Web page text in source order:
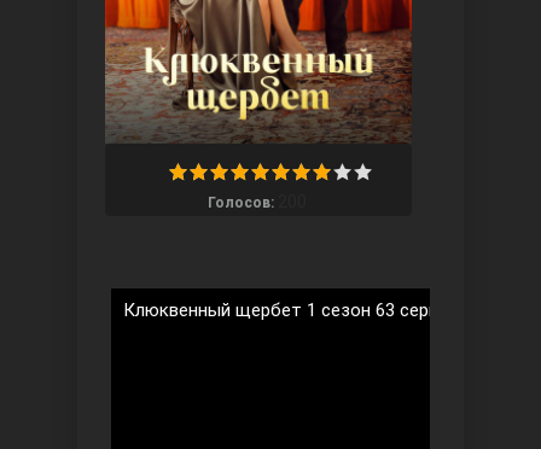
Ветреный холм
Голосов:
Клюквенный щербет 1 сезон 63 серия на